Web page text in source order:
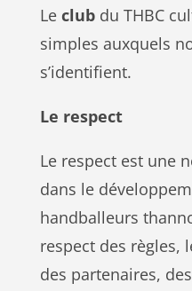
Le clubdu THBC
simples auxquels
s’identifient.
Le respect
Le respect est une
dans le
handballeurs
respect des règles,
des partenaires,